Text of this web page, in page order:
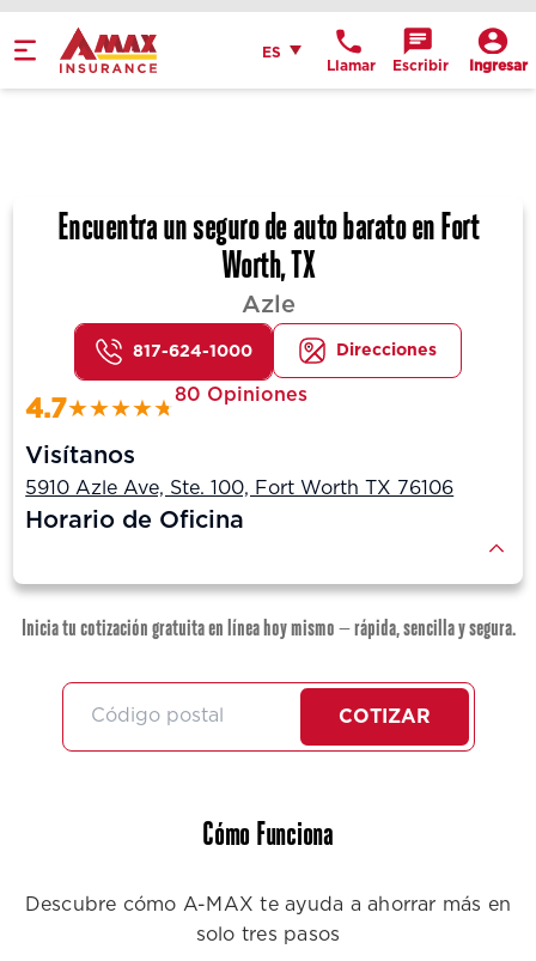
Get Directions
ESEspañol
Llamar Escribir Ingresar
Encuentra un seguro de auto barato en Fort
Worth, TX
Azle
817-624-1000 Direcciones
4.7
80 Opiniones
Visítanos
5910 Azle Ave, Ste. 100, Fort Worth TX 76106
Horario de Oficina
Inicia tu cotización gratuita en línea hoy mismo — rápida, sencilla y segura.
COTIZAR
Cómo Funciona
Descubre cómo A-MAX te ayuda a ahorrar más en
solo tres pasos